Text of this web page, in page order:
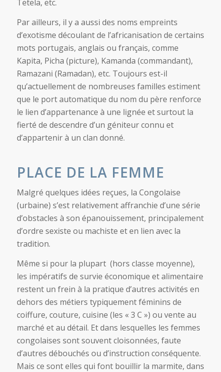
Tetela, etc.
Par ailleurs, il y a aussi des noms empreints
d’exotisme découlant de l’africanisation de certains
mots portugais, anglais ou français, comme
Kapita, Picha (picture), Kamanda (commandant),
Ramazani (Ramadan), etc. Toujours est-il
qu’actuellement de nombreuses familles estiment
que le port automatique du nom du père renforce
le lien d’appartenance à une lignée et surtout la
fierté de descendre d’un géniteur connu et
d’appartenir à un clan donné.
PLACE DE LA FEMME
Malgré quelques idées reçues, la Congolaise
(urbaine) s’est relativement affranchie d’une série
d’obstacles à son épanouissement, principalement
d’ordre sexiste ou machiste et en lien avec la
tradition.
Même si pour la plupart (hors classe moyenne),
les impératifs de survie économique et alimentaire
restent un frein à la pratique d’autres activités en
dehors des métiers typiquement féminins de
coiffure, couture, cuisine (les « 3 C ») ou vente au
marché et au détail. Et dans lesquelles les femmes
congolaises sont souvent cloisonnées, faute
d’autres débouchés ou d’instruction conséquente.
Mais ce sont elles qui font bouillir la marmite, dans